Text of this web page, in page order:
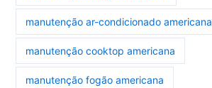
manutenção ar-condicionado americana
manutenção cooktop americana
manutenção fogão americana